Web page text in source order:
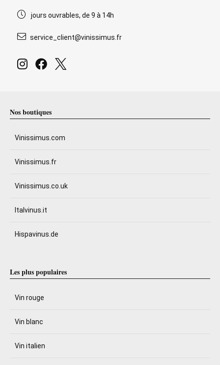
jours ouvrables, de 9 à 14h
service_client@vinissimus.fr
Nos boutiques
Vinissimus.com
Vinissimus.fr
Vinissimus.co.uk
Italvinus.it
Hispavinus.de
Les plus populaires
Vin rouge
Vin blanc
Vin italien